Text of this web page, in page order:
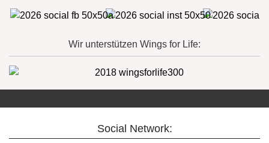
Wir unterstützen Wings for Life:
Social Network: